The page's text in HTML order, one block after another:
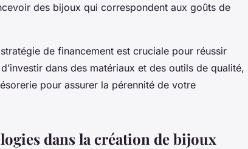
des bijoux qui correspondent aux goûts de
de financement est cruciale pour réussir
dans des matériaux et des outils de qualité,
pour assurer la pérennité de votre
dans la création de bijoux